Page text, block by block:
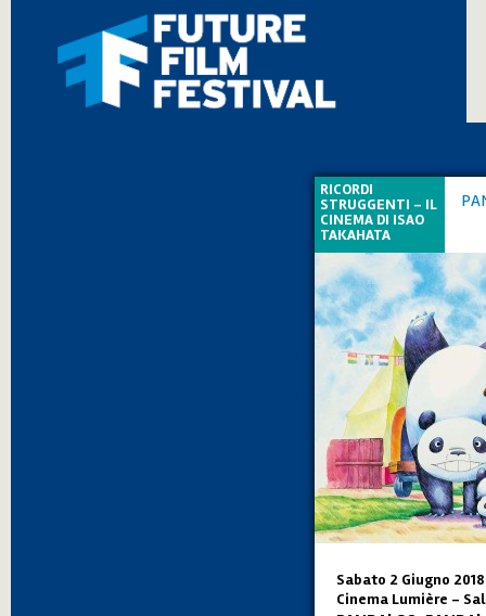
RICORDI
STRUGGENTI - IL
CINEMA DI ISAO
TAKAHATA
Sabato 2 Giugno
Cinema Lumière -